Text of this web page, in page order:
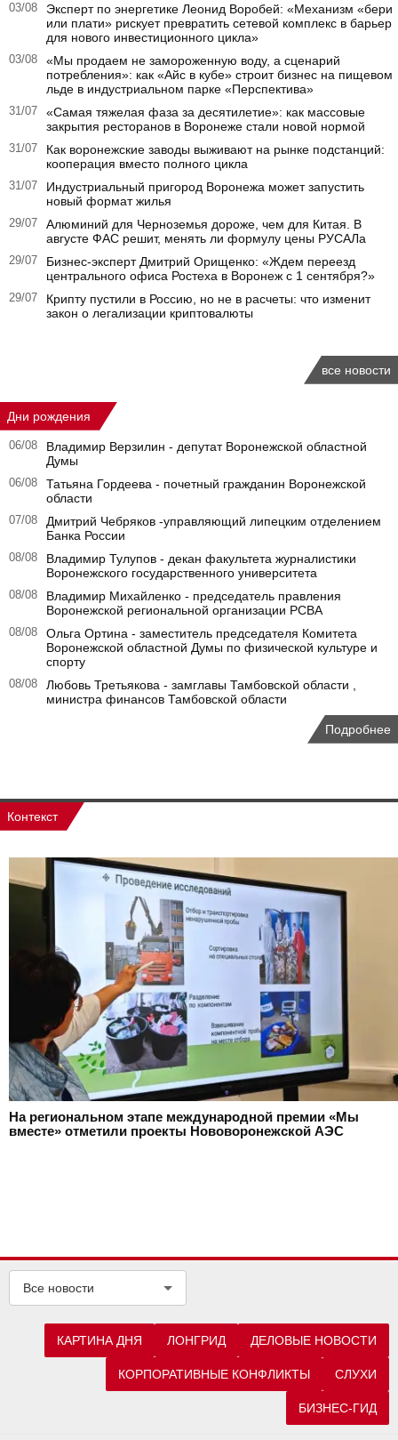
03/08
Эксперт по энергетике Леонид Воробей: «Механизм «бери
или плати» рискует превратить сетевой комплекс в барьер
для нового инвестиционного цикла»
03/08
«Мы продаем не замороженную воду, а сценарий
потребления»: как «Айс в кубе» строит бизнес на пищевом
льде в индустриальном парке «Перспектива»
31/07
«Самая тяжелая фаза за десятилетие»: как массовые
закрытия ресторанов в Воронеже стали новой нормой
31/07
Как воронежские заводы выживают на рынке подстанций:
кооперация вместо полного цикла
31/07
Индустриальный пригород Воронежа может запустить
новый формат жилья
29/07
Алюминий для Черноземья дороже, чем для Китая. В
августе ФАС решит, менять ли формулу цены РУСАЛа
29/07
Бизнес-эксперт Дмитрий Орищенко: «Ждем переезд
центрального офиса Ростеха в Воронеж с 1 сентября?»
29/07
Крипту пустили в Россию, но не в расчеты: что изменит
закон о легализации криптовалюты
все новости
Дни рождения
06/08
Владимир Верзилин - депутат Воронежской областной
Думы
06/08
Татьяна Гордеева - почетный гражданин Воронежской
области
07/08
Дмитрий Чебряков -управляющий липецким отделением
Банка России
08/08
Владимир Тулупов - декан факультета журналистики
Воронежского государственного университета
08/08
Владимир Михайленко - председатель правления
Воронежской региональной организации РСВА
08/08
Ольга Ортина - заместитель председателя Комитета
Воронежской областной Думы по физической культуре и
спорту
08/08
Любовь Третьякова - замглавы Тамбовской области ,
министра финансов Тамбовской области
Подробнее
Контекст
На региональном этапе международной премии «Мы
вместе» отметили проекты Нововоронежской АЭС
Все новости
КАРТИНА ДНЯ ЛОНГРИД ДЕЛОВЫЕ НОВОСТИ
КОРПОРАТИВНЫЕ КОНФЛИКТЫ СЛУХИ
БИЗНЕС-ГИД